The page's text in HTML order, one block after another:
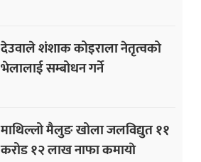
देउवाले शंशाक कोइराला नेतृत्वको
भेलालाई सम्बोधन गर्ने
माथिल्लो मैलुङ खोला जलविद्युत ११
करोड १२ लाख नाफा कमायाे